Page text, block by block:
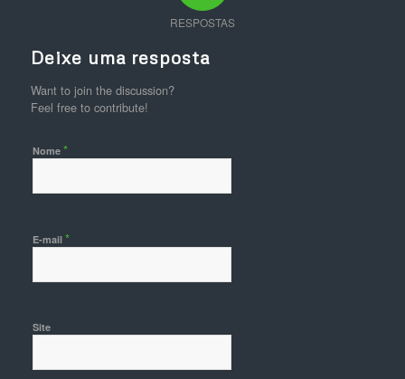
RESPOSTAS
Deixe uma resposta
Want to join the discussion?
Feel free to contribute!
Nome *
E-mail *
Site